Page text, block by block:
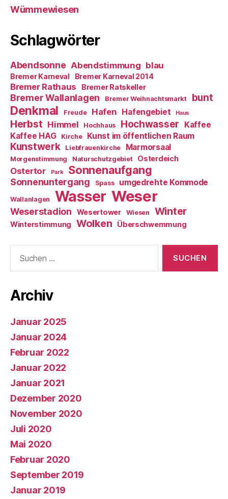
Wümmewiesen
Schlagwörter
Abendsonne Abendstimmung blau
Bremer Karneval Bremer Karneval 2014
Bremer Rathaus Bremer Ratskeller
Bremer Wallanlagen Bremer Weihnachtsmarkt bunt
Denkmal Freude Hafen Hafengebiet Haus
Herbst Himmel Hochhaus Hochwasser
Kaffee
Kaffee HAG
Kirche Kunst im öffentlichen Raum
Kunstwerk Liebfrauenkirche Marmorsaal
Morgenstimmung Naturschutzgebiet Osterdeich
Ostertor Park Sonnenaufgang
Sonnenuntergang Spass umgedrehte Kommode
Wallanlagen Wasser Weser
Weserstadion Wesertower Wiesen Winter
Winterstimmung Wolken Überschwemmung
nach:
Archiv
Januar 2025
Januar 2024
Februar 2022
Januar 2022
Januar 2021
Dezember 2020
November 2020
Juli 2020
Mai 2020
Februar 2020
September 2019
Januar 2019